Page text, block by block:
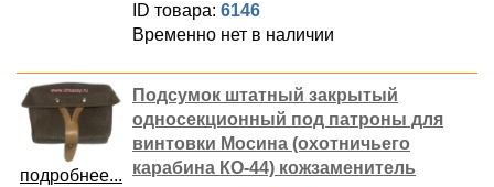
ID товара: 6146
Временно нет в наличии
подробнее...
Подсумок штатный закрытый
односекционный под патроны для
винтовки Мосина (охотничьего
карабина КО-44) кожзаменитель